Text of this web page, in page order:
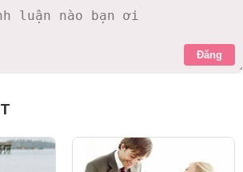
Đăng
vì 1 phút bốc đồng